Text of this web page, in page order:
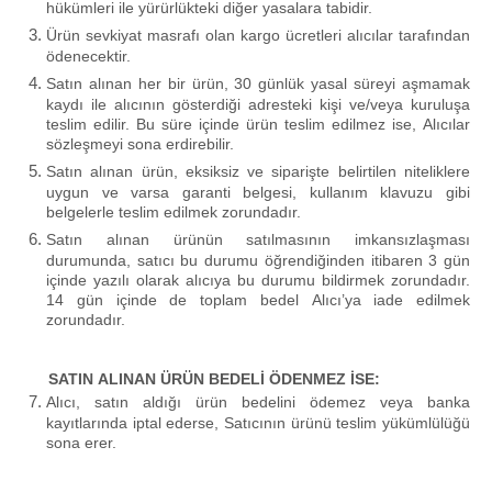
hükümleri ile yürürlükteki diğer yasalara tabidir.
Ürün sevkiyat masrafı olan kargo ücretleri alıcılar tarafından
ödenecektir.
Satın alınan her bir ürün, 30 günlük yasal süreyi aşmamak
kaydı ile alıcının gösterdiği adresteki kişi ve/veya kuruluşa
teslim edilir. Bu süre içinde ürün teslim edilmez ise, Alıcılar
sözleşmeyi sona erdirebilir.
Satın alınan ürün, eksiksiz ve siparişte belirtilen niteliklere
uygun ve varsa garanti belgesi, kullanım klavuzu gibi
belgelerle teslim edilmek zorundadır.
Satın alınan ürünün satılmasının imkansızlaşması
durumunda, satıcı bu durumu öğrendiğinden itibaren 3 gün
içinde yazılı olarak alıcıya bu durumu bildirmek zorundadır.
14 gün içinde de toplam bedel Alıcı’ya iade edilmek
zorundadır.
SATIN ALINAN ÜRÜN BEDELİ ÖDENMEZ İSE:
Alıcı, satın aldığı ürün bedelini ödemez veya banka
kayıtlarında iptal ederse, Satıcının ürünü teslim yükümlülüğü
sona erer.